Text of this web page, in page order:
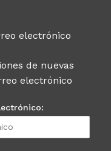
electrónico
de nuevas
electrónico